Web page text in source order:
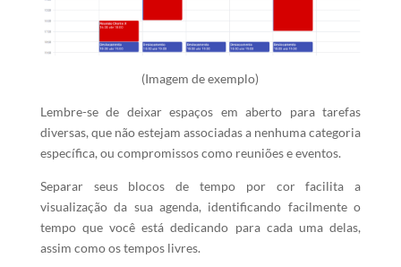
(Imagem de exemplo)
Lembre-se de deixar espaços em aberto para tarefas
diversas, que não estejam associadas a nenhuma categoria
específica, ou compromissos como reuniões e eventos.
Separar seus blocos de tempo por cor facilita a
visualização da sua agenda, identificando facilmente o
tempo que você está dedicando para cada uma delas,
assim como os tempos livres.